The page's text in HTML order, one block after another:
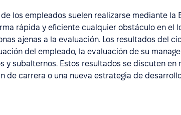
los empleados suelen realizarse mediante la
rápida y eficiente cualquier obstáculo en el
ajenas a la evaluación. Los resultados del
del empleado, la evaluación de su
y subalternos. Estos resultados se discuten en
de carrera o una nueva estrategia de